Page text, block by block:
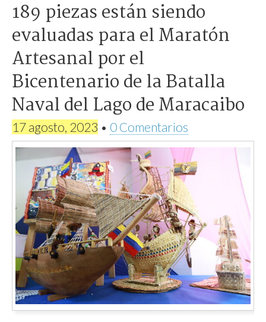
189 piezas están siendo
evaluadas para el Maratón
Artesanal por el
Bicentenario de la Batalla
Naval del Lago de Maracaibo
17 agosto, 2023 • 0 Comentarios